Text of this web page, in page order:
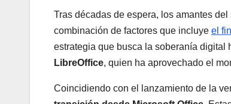
Tras décadas de espera, los amantes
combinación de factores que incluye el
estrategia que busca la soberanía digital
LibreOffice, quien ha aprovechado el
Coincidiendo con el lanzamiento de la